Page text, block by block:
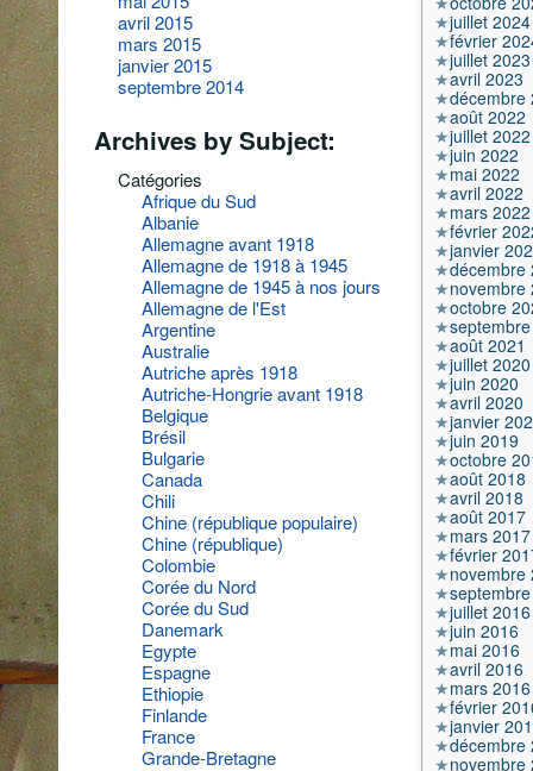
avril 2015
mars 2015
janvier 2015
septembre 2014
Archives by Subject:
Catégories
Afrique du Sud
Albanie
Allemagne avant 1918
Allemagne de 1918 à 1945
Allemagne de 1945 à nos jours
Allemagne de l'Est
Argentine
Australie
Autriche après 1918
Autriche-Hongrie avant 1918
Belgique
Brésil
Bulgarie
Canada
Chili
Chine (république populaire)
Chine (république)
Colombie
Corée du Nord
Corée du Sud
Danemark
Egypte
Espagne
Ethiopie
Finlande
France
Grande-Bretagne
juillet 2024
février
juillet 2023
avril 2023
décembre
août 2022
juillet 2022
juin 2022
mai 2022
avril 2022
mars 2022
février
janvier
décembre
novembre
octobre
août 2021
juillet 2020
juin 2020
avril 2020
janvier
juin 2019
octobre
août 2018
avril 2018
août 2017
mars 2017
février
novembre
juillet 2016
juin 2016
mai 2016
avril 2016
mars 2016
février
janvier
décembre
novembre